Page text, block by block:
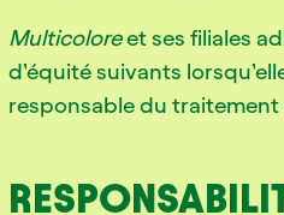
Multicoloreet ses filiales
d’équité suivants
responsable du traitement